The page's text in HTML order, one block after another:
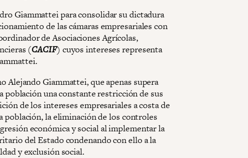
Giammattei para consolidar su dictadura
de las cámaras empresariales con
de Asociaciones Agrícolas,
(CACIF) cuyos intereses representa
Alejando Giammattei, que apenas supera
población una constante restricción de sus
de los intereses empresariales a costa de
población, la eliminación de los controles
económica y social al implementar la
del Estado condenando con ello a la
y exclusión social.